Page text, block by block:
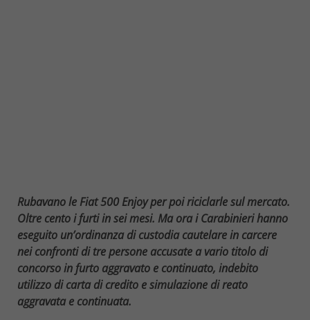
Rubavano le Fiat 500 Enjoy per poi riciclarle sul mercato.
Oltre cento i furti in sei mesi. Ma ora i Carabinieri hanno
eseguito un’ordinanza di custodia cautelare in carcere
nei confronti di tre persone accusate a vario titolo di
concorso in furto aggravato e continuato, indebito
utilizzo di carta di credito e simulazione di reato
aggravata e continuata.